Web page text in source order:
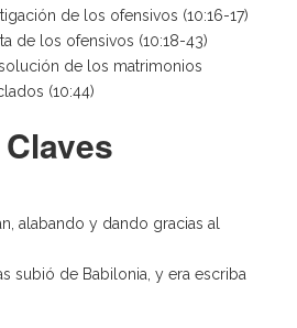
de los ofensivos (10:16-17)
de los ofensivos (10:18-43)
de los matrimonios
(10:44)
alabando y dando gracias al
subió de Babilonia, y era escriba